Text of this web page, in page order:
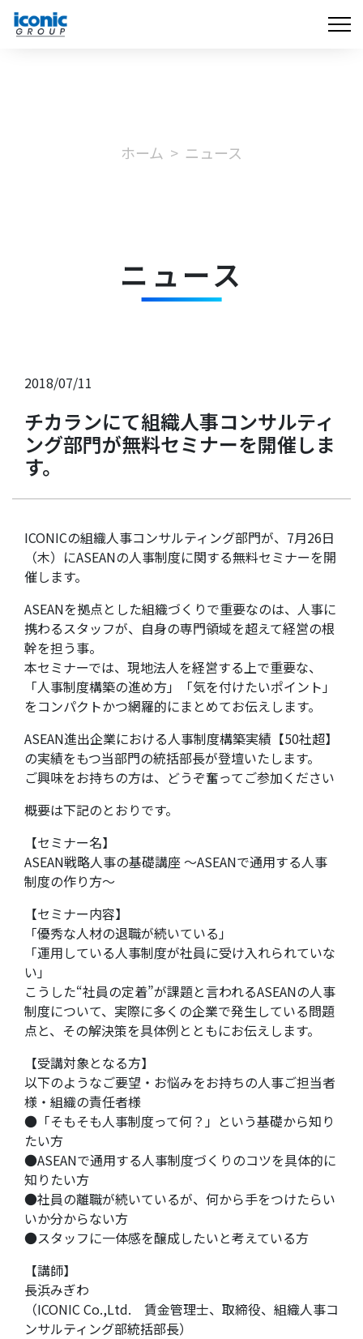
ホーム ニュース
ニュース
2018/07/11
チカランにて組織人事コンサルティ
ング部門が無料セミナーを開催しま
す。
ICONICの組織人事コンサルティング部門が、7月26日
（木）にASEANの人事制度に関する無料セミナーを開
催します。
ASEANを拠点とした組織づくりで重要なのは、人事に
携わるスタッフが、自身の専門領域を超えて経営の根
幹を担う事。
本セミナーでは、現地法人を経営する上で重要な、
「人事制度構築の進め方」「気を付けたいポイント」
をコンパクトかつ網羅的にまとめてお伝えします。
ASEAN進出企業における人事制度構築実績【50社超】
の実績をもつ当部門の統括部長が登壇いたします。
ご興味をお持ちの方は、どうぞ奮ってご参加ください
概要は下記のとおりです。
【セミナー名】
ASEAN戦略人事の基礎講座 ～ASEANで通用する人事
制度の作り方～
【セミナー内容】
「優秀な人材の退職が続いている」
「運用している人事制度が社員に受け入れられていな
い」
こうした“社員の定着”が課題と言われるASEANの人事
制度について、実際に多くの企業で発生している問題
点と、その解決策を具体例とともにお伝えします。
【受講対象となる方】
以下のようなご要望・お悩みをお持ちの人事ご担当者
様・組織の責任者様
●「そもそも人事制度って何？」という基礎から知り
たい方
●ASEANで通用する人事制度づくりのコツを具体的に
知りたい方
●社員の離職が続いているが、何から手をつけたらい
いか分からない方
●スタッフに一体感を醸成したいと考えている方
【講師】
長浜みぎわ
（ICONIC Co.,Ltd. 賃金管理士、取締役、組織人事コ
ンサルティング部統括部長）